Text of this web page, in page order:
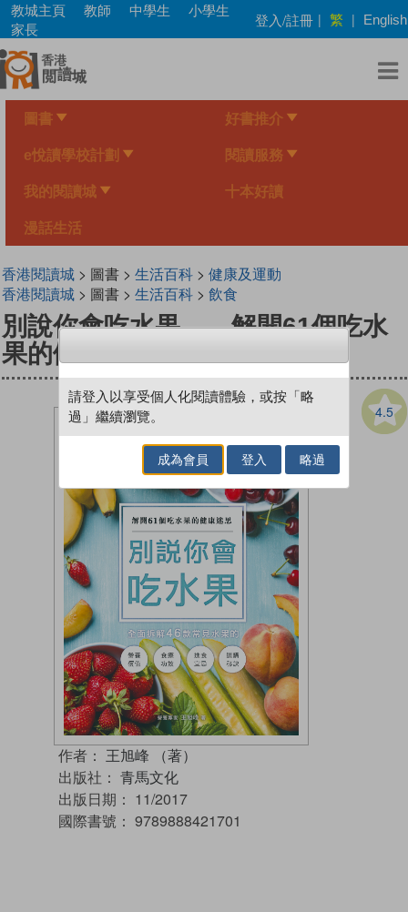
Skip
main
content
教城主頁 教師 中學生
小學生
家長
登入/註冊 | 繁 | English
圖書 好書推介
e悅讀學校計劃 閱讀服務
我的閱讀城 十本好讀
漫話生活
香港閱讀城> 圖書 > 生活百科> 健康及運動
香港閱讀城> 圖書 > 生活百科> 飲食
別說你會吃水果——解開61個吃水
果的健康迷思
4.5
作者： 王旭峰 （著）
出版社： 青馬文化
出版日期： 11/2017
國際書號： 9789888421701
請登入以享受個人化閱讀體驗，或按「略
過」繼續瀏覽。
成為會員 登入 略過